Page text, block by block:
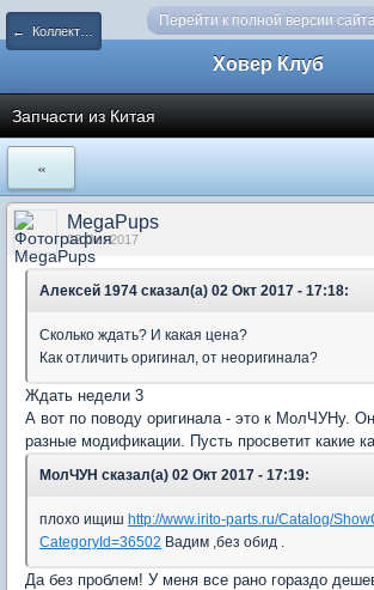
Перейти к полной версии
← Коллективные закупки
Ховер Клуб
Запчасти из Китая
«
MegaPups
02 Oct 2017
Алексей 1974 сказал(а) 02 Окт 2017 - 17:18:
Сколько ждать? И какая цена?
Как отличить оригинал, от неоригинала?
Ждать недели 3
А вот по поводу оригинала - это к МолЧУНу.
разные модификации. Пусть просветит какие
МолЧУН сказал(а) 02 Окт 2017 - 17:19:
плохо ищиш http://www.irito-parts.ru/Catalog/
CategoryId=36502 Вадим ,без обид .
Да без проблем! У меня все рано гораздо